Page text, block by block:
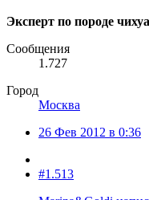
Эксперт по породе
Сообщения
1.727
Город
Москва
26 Фев 2012 в 0:36
#1.513